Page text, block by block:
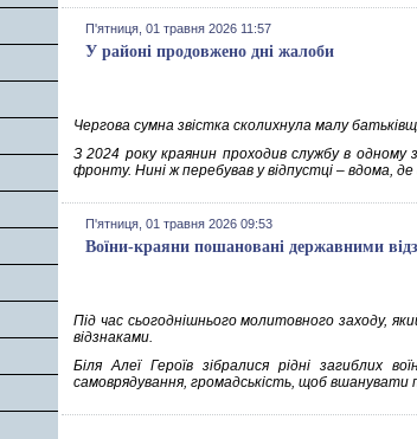
П'ятниця, 01 травня 2026 11:57
У районі продовжено дні жалоби
Чергова сумна звістка сколихнула малу
З 2024 року краянин проходив службу в одному
фронту. Нині ж перебував у відпустці – вдома,
П'ятниця, 01 травня 2026 09:53
Воїни-краяни пошановані державними
Під час сьогоднішнього молитовного заходу,
відзнаками.
Біля Алеї Героїв зібралися рідні загиблих
самоврядування, громадськість, щоб вшанувати